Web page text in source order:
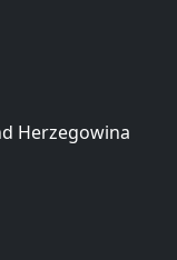
Herzegowina